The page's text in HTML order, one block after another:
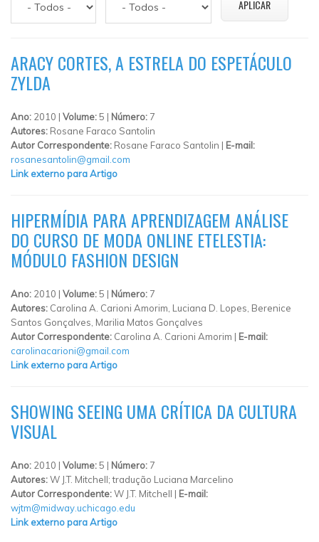
ARACY CORTES, A ESTRELA DO ESPETÁCULO
ZYLDA
Ano: 2010 | Volume:5 | Número: 7
Autores: Rosane Faraco Santolin
Autor Correspondente: Rosane Faraco Santolin | E-mail:
rosanesantolin@gmail.com
Link externo para Artigo
HIPERMÍDIA PARA APRENDIZAGEM ANÁLISE
DO CURSO DE MODA ONLINE ETELESTIA:
MÓDULO FASHION DESIGN
Ano: 2010 | Volume:5 | Número: 7
Autores: Carolina A. Carioni Amorim, Luciana D. Lopes, Berenice
Santos Gonçalves, Marilia Matos Gonçalves
Autor Correspondente: Carolina A. Carioni Amorim | E-mail:
carolinacarioni@gmail.com
Link externo para Artigo
SHOWING SEEING UMA CRÍTICA DA CULTURA
VISUAL
Ano: 2010 | Volume:5 | Número: 7
Autores:W J.T. Mitchell; tradução Luciana Marcelino
Autor Correspondente:W J.T. Mitchell | E-mail:
wjtm@midway.uchicago.edu
Link externo para Artigo